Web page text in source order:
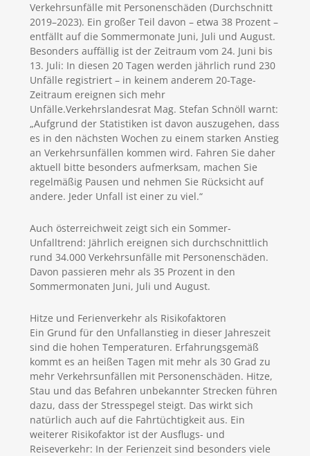
Verkehrsunfälle mit Personenschäden (Durchschnitt
2019–2023). Ein großer Teil davon – etwa 38 Prozent –
entfällt auf die Sommermonate Juni, Juli und August.
Besonders auffällig ist der Zeitraum vom 24. Juni bis
13. Juli: In diesen 20 Tagen werden jährlich rund 230
Unfälle registriert – in keinem anderem 20-Tage-
Zeitraum ereignen sich mehr
Unfälle.Verkehrslandesrat Mag. Stefan Schnöll warnt:
„Aufgrund der Statistiken ist davon auszugehen, dass
es in den nächsten Wochen zu einem starken Anstieg
an Verkehrsunfällen kommen wird. Fahren Sie daher
aktuell bitte besonders aufmerksam, machen Sie
regelmäßig Pausen und nehmen Sie Rücksicht auf
andere. Jeder Unfall ist einer zu viel.“
Auch österreichweit zeigt sich ein Sommer-
Unfalltrend: Jährlich ereignen sich durchschnittlich
rund 34.000 Verkehrsunfälle mit Personenschäden.
Davon passieren mehr als 35 Prozent in den
Sommermonaten Juni, Juli und August.
Hitze und Ferienverkehr als Risikofaktoren
Ein Grund für den Unfallanstieg in dieser Jahreszeit
sind die hohen Temperaturen. Erfahrungsgemäß
kommt es an heißen Tagen mit mehr als 30 Grad zu
mehr Verkehrsunfällen mit Personenschäden. Hitze,
Stau und das Befahren unbekannter Strecken führen
dazu, dass der Stresspegel steigt. Das wirkt sich
natürlich auch auf die Fahrtüchtigkeit aus. Ein
weiterer Risikofaktor ist der Ausflugs- und
Reiseverkehr: In der Ferienzeit sind besonders viele